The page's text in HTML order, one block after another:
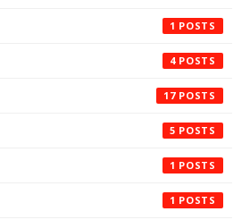
1
4
17
5
1
1